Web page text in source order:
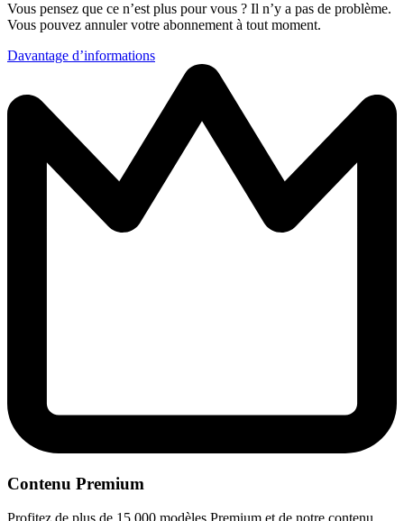
Vous pensez que ce n’est plus pour vous ? Il n’y a pas de problème.
Vous pouvez annuler votre abonnement à tout moment.
Davantage d’informations
Contenu Premium
Profitez de plus de 15 000 modèles Premium et de notre contenu